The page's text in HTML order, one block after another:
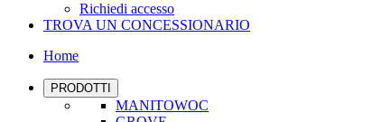
Richiedi accesso
TROVA UN CONCESSIONARIO
Home
PRODOTTI
MANITOWOC